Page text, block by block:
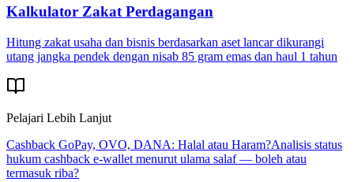
Kalkulator Zakat Perdagangan
Hitung zakat usaha dan bisnis berdasarkan aset lancar dikurangi
utang jangka pendek dengan nisab 85 gram emas dan haul 1 tahun
Pelajari Lebih Lanjut
Cashback GoPay, OVO, DANA: Halal atau Haram?Analisis status
hukum cashback e-wallet menurut ulama salaf — boleh atau
termasuk riba?